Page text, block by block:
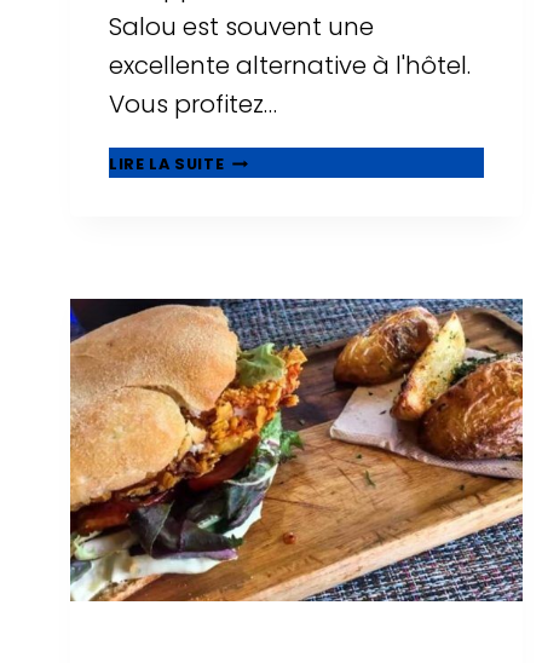
Salou est souvent une
excellente alternative à l'hôtel.
Vous profitez…
LIRE LA SUITE▷
LES
SALOU
:
APPARTEMENTS
AVEC
PISCINE
ET
VUE
SUR
MER